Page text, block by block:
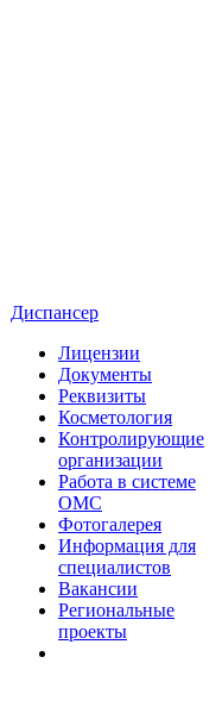
Диспансер
Лицензии
Документы
Реквизиты
Косметология
Контролирующие
организации
Работа в системе
ОМС
Фотогалерея
Информация для
специалистов
Вакансии
Региональные
проекты